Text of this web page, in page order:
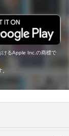
けるApple Inc.の商標で